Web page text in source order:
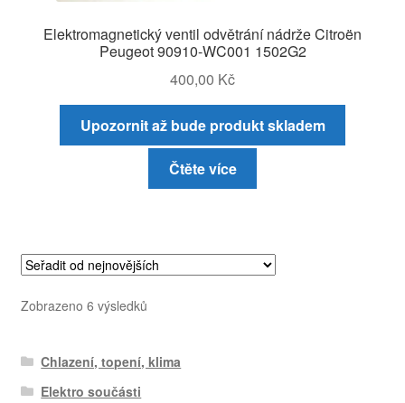
Elektromagnetický ventil odvětrání nádrže Citroën
Peugeot 90910-WC001 1502G2
400,00 Kč
Upozornit až bude produkt skladem
Čtěte více
Zobrazeno 6 výsledkůSeřazeno
Chlazení, topení, klima
Elektro součásti